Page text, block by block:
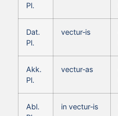
Pl.
Dat.
Pl.
vectur‑is
Akk.
Pl.
vectur‑as
Abl.
in vectur‑is